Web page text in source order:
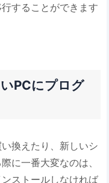
することができます
PCにプログ
換えたり、新しいシ
に一番大変なのは、
ストールしなければ